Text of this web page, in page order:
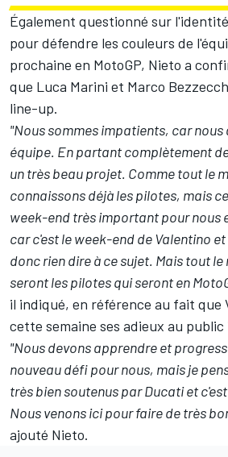
Également questionné sur
pour défendre les couleurs de
prochaine en MotoGP, Nieto a
que Luca Marini et Marco
line-up.
"Nous sommes impatients, car
équipe. En partant complètement
un très beau projet. Comme tout le
connaissons déjà les pilotes, mais
week-end très important pour nous
car c'est le week-end de Valentino
donc rien dire à ce sujet. Mais tout
seront les pilotes qui seront en
il indiqué, en référence au fait que
cette semaine ses adieux au
"Nous devons apprendre et
nouveau défi pour nous, mais je
très bien soutenus par Ducati et
Nous venons ici pour faire de très
ajouté Nieto.